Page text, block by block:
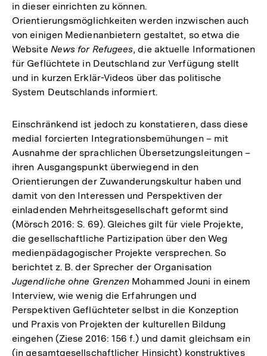
in dieser einrichten zu können.
Orientierungsmöglichkeiten werden inzwischen auch
von einigen Medienanbietern gestaltet, so etwa die
Website News for Refugees, die aktuelle Informationen
für Geflüchtete in Deutschland zur Verfügung stellt
und in kurzen Erklär-Videos über das politische
System Deutschlands informiert.
Einschränkend ist jedoch zu konstatieren, dass diese
medial forcierten Integrationsbemühungen – mit
Ausnahme der sprachlichen Übersetzungsleitungen –
ihren Ausgangspunkt überwiegend in den
Orientierungen der Zuwanderungskultur haben und
damit von den Interessen und Perspektiven der
einladenden Mehrheitsgesellschaft geformt sind
(Mörsch 2016: S. 69). Gleiches gilt für viele Projekte,
die gesellschaftliche Partizipation über den Weg
medienpädagogischer Projekte versprechen. So
berichtet z. B. der Sprecher der Organisation
Jugendliche ohne Grenzen Mohammed Jouni in einem
Interview, wie wenig die Erfahrungen und
Perspektiven Geflüchteter selbst in die Konzeption
und Praxis von Projekten der kulturellen Bildung
eingehen (Ziese 2016: 156 f.) und damit gleichsam ein
(in gesamtgesellschaftlicher Hinsicht) konstruktives